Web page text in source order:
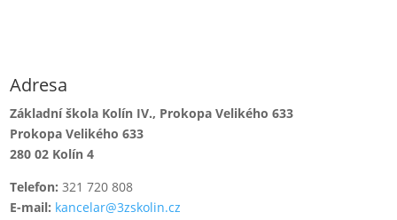
Adresa
Základní škola Kolín IV., Prokopa Velikého 633
Prokopa Velikého 633
280 02 Kolín 4
Telefon: 321 720 808
E-mail: kancelar@3zskolin.cz